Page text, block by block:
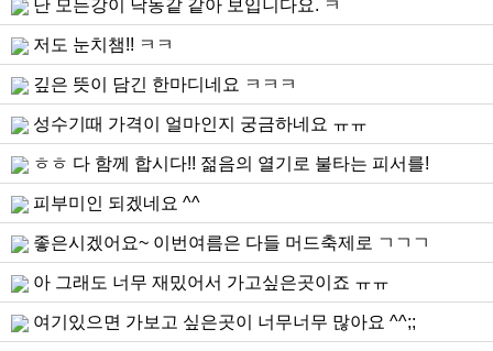
난 모든강이 낙동같 같아 보입니다요. ㅋ
저도 눈치챔!! ㅋㅋ
깊은 뜻이 담긴 한마디네요 ㅋㅋㅋ
성수기때 가격이 얼마인지 궁금하네요 ㅠㅠ
ㅎㅎ 다 함께 합시다!! 젊음의 열기로 불타는 피서를!
피부미인 되겠네요 ^^
좋은시겠어요~ 이번여름은 다들 머드축제로 ㄱㄱㄱ
아 그래도 너무 재밌어서 가고싶은곳이죠 ㅠㅠ
여기있으면 가보고 싶은곳이 너무너무 많아요 ^^;;